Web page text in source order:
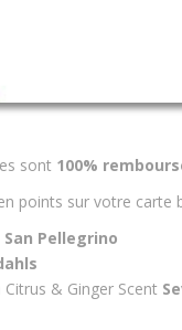
sont 100%
points sur votre carte
San Pellegrino
& Ginger Scent